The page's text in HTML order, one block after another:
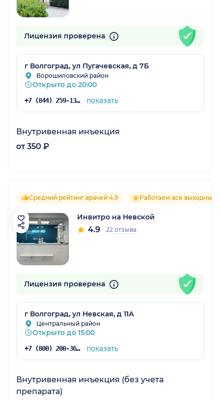
Лицензия проверена
г Волгоград, ул Пугачевская, д 7Б
Ворошиловский район
Открыто до 20:00
+7 (844) 259-13-87 показать
Внутривенная инъекция
от 350 ₽
Средний рейтинг врачей 4.9 Работаем все выходные
Инвитро на Невской
4.9 22 отзыва
Лицензия проверена
г Волгоград, ул Невская, д 11А
Центральный район
Открыто до 15:00
+7 (800) 200-36-30 показать
Внутривенная инъекция (без учета
препарата)